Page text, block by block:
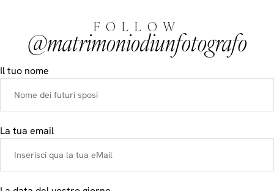
FOLLOW
@matrimoniodiunfotografo
Il tuo nome
La tua email